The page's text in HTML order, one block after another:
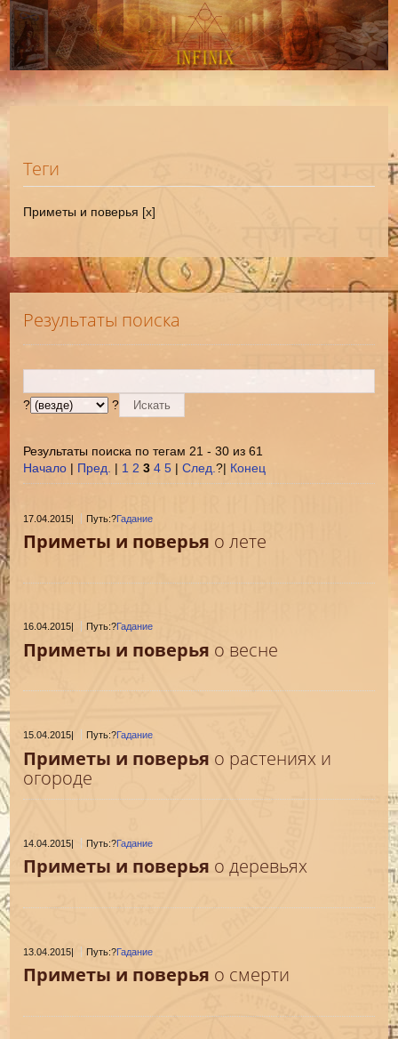
Теги
Приметы и поверья [x]
Результаты поиска
? ?
Результаты поиска по тегам 21 - 30 из 61
Начало | Пред. | 1 2 3 4 5 |След.?| Конец
17.04.2015| Путь:?Гадание
Приметы и поверья о лете
16.04.2015 Путь:?Гадание
Приметы и поверья о весне
15.04.2015| Путь:?Гадание
Приметы и поверья о растениях и
огороде
14.04.2015| Путь:?Гадание
Приметы и поверья о деревьях
13.04.2015| Путь:?Гадание
Приметы и поверья о смерти